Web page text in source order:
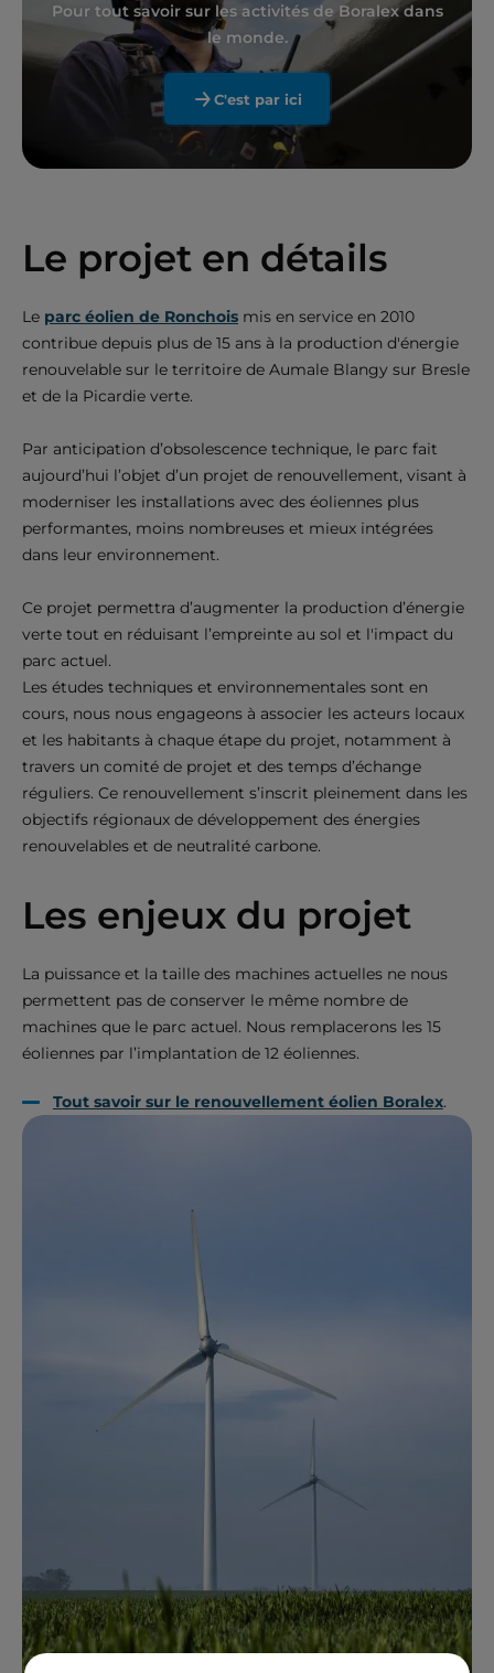
Pour tout savoir sur les activités de Boralex dans
le monde.
C'est par ici
Le projet en détails
Le parc éolien de Ronchois mis en service en 2010
contribue depuis plus de 15 ans à la production d'énergie
renouvelable sur le territoire de Aumale Blangy sur Bresle
et de la Picardie verte.
Par anticipation d’obsolescence technique, le parc fait
aujourd’hui l’objet d’un projet de renouvellement, visant à
moderniser les installations avec des éoliennes plus
performantes, moins nombreuses et mieux intégrées
dans leur environnement.
Ce projet permettra d’augmenter la production d’énergie
verte tout en réduisant l’empreinte au sol et l'impact du
parc actuel.
Les études techniques et environnementales sont en
cours, nous nous engageons à associer les acteurs locaux
et les habitants à chaque étape du projet, notamment à
travers un comité de projet et des temps d’échange
réguliers. Ce renouvellement s’inscrit pleinement dans les
objectifs régionaux de développement des énergies
renouvelables et de neutralité carbone.
Les enjeux du projet
La puissance et la taille des machines actuelles ne nous
permettent pas de conserver le même nombre de
machines que le parc actuel. Nous remplacerons les 15
éoliennes par l’implantation de 12 éoliennes.
Tout savoir sur le renouvellement éolien Boralex.